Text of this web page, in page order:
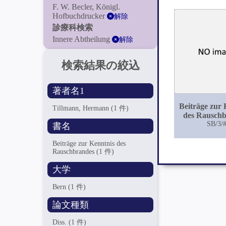
F. W. Becler, Königl.
Hofbuchdrucker
解除
診療科検索
Innere Abtheilung
解除
検索結果の絞込
著者名1
Tillmann, Hermann(1 件)
書名
Beiträge zur Kenntnis des
Rauschbrandes(1 件)
大学
Bern(1 件)
論文種類
Diss.(1 件)
Beiträge zur
des
SB/3/#